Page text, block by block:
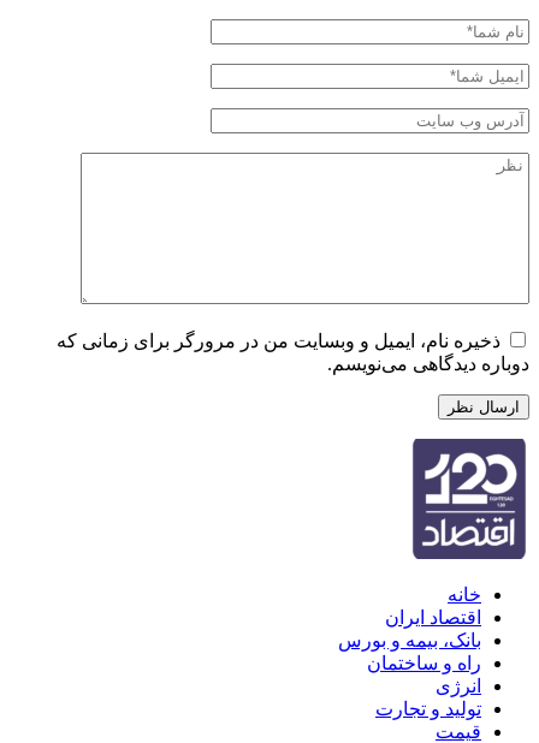
ذخیره نام، ایمیل و وبسایت من در مرورگر برای زمانی که
دوباره دیدگاهی می‌نویسم.
خانه
اقتصاد ایران
بانک، بیمه و بورس
راه و ساختمان
انرژی
تولید و تجارت
قیمت